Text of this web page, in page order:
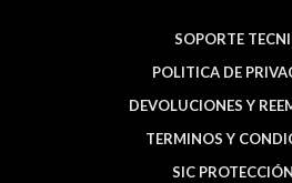
SOPORTE
POLITICA DE
DEVOLUCIONES Y
TERMINOS Y
SIC